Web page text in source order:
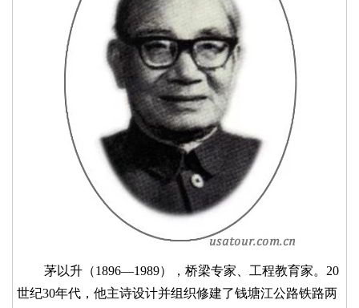
茅以升（1896—1989），桥梁专家、工程教育家。20
世纪30年代，他主诗设计并组织修建了钱塘江公路铁路两